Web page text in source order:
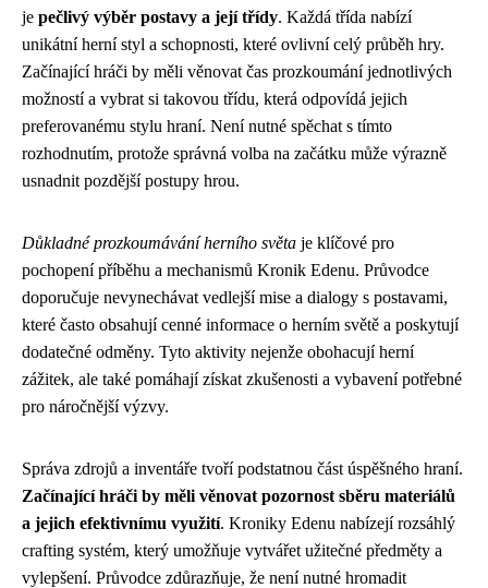
je pečlivý výběr postavy a její třídy. Každá třída nabízí
unikátní herní styl a schopnosti, které ovlivní celý průběh hry.
Začínající hráči by měli věnovat čas prozkoumání jednotlivých
možností a vybrat si takovou třídu, která odpovídá jejich
preferovanému stylu hraní. Není nutné spěchat s tímto
rozhodnutím, protože správná volba na začátku může výrazně
usnadnit pozdější postupy hrou.
Důkladné prozkoumávání herního světa je klíčové pro
pochopení příběhu a mechanismů Kronik Edenu. Průvodce
doporučuje nevynechávat vedlejší mise a dialogy s postavami,
které často obsahují cenné informace o herním světě a poskytují
dodatečné odměny. Tyto aktivity nejenže obohacují herní
zážitek, ale také pomáhají získat zkušenosti a vybavení potřebné
pro náročnější výzvy.
Správa zdrojů a inventáře tvoří podstatnou část úspěšného hraní.
Začínající hráči by měli věnovat pozornost sběru materiálů
a jejich efektivnímu využití. Kroniky Edenu nabízejí rozsáhlý
crafting systém, který umožňuje vytvářet užitečné předměty a
vylepšení. Průvodce zdůrazňuje, že není nutné hromadit